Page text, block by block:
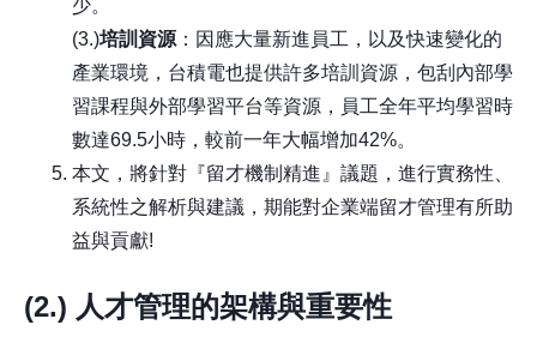
少。
(3.)培訓資源 ：因應大量新進員工，以及快速變化的
產業環境，台積電也提供許多培訓資源，包刮內部學
習課程與外部學習平台等資源，員工全年平均學習時
數達69.5小時，較前一年大幅增加42%。
本文，將針對『留才機制精進』議題，進行實務性、
系統性之解析與建議，期能對企業端留才管理有所助
益與貢獻!
(2.) 人才管理的架構與重要性